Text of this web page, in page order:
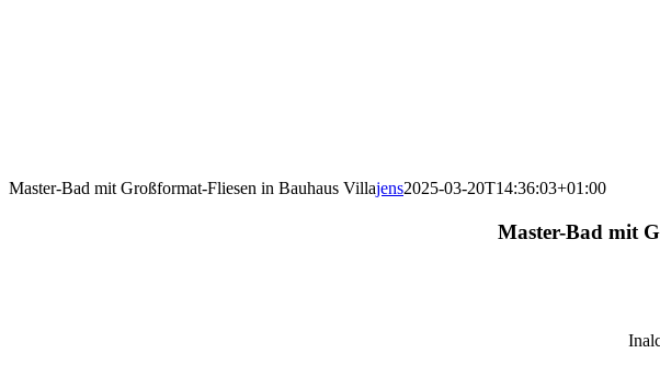
Master-Bad mit Großformat-Fliesen in Bauhaus Villajens2025-03-20T14:36:03+01:00
Master-Bad mit